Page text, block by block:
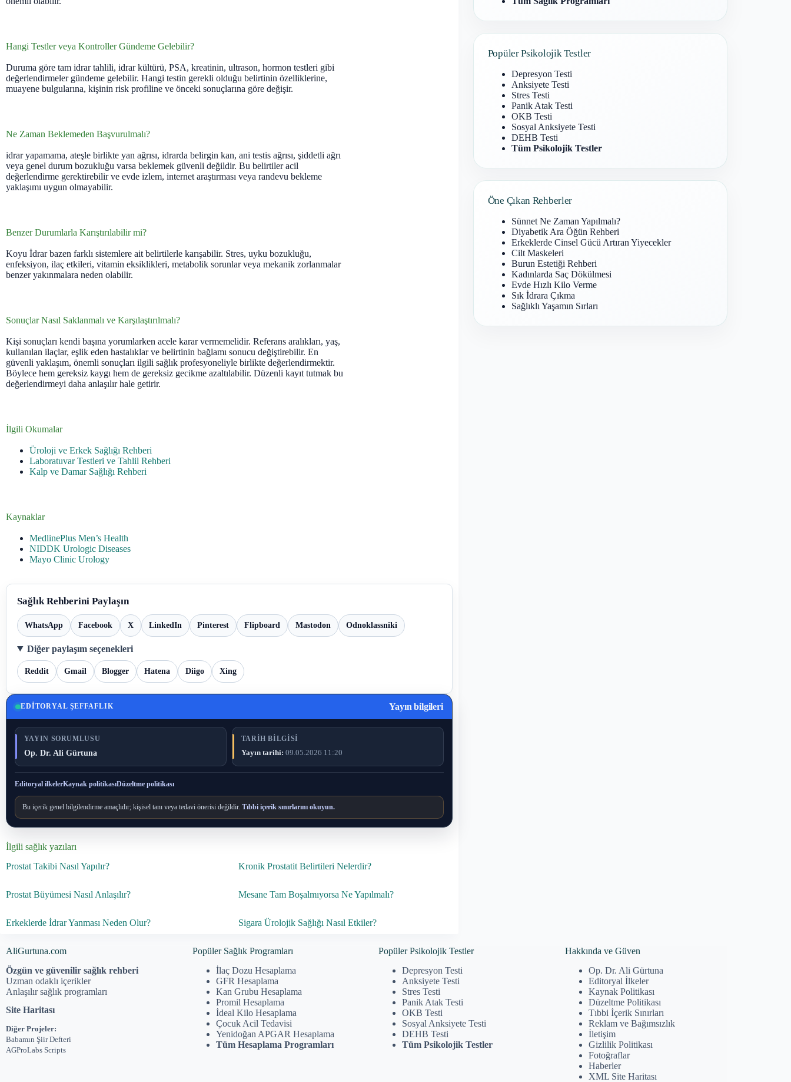
Hangi Testler veya Kontroller Gündeme Gelebilir?
Duruma göre tam idrar tahlili, idrar kültürü, PSA, kreatinin, ultrason, hormon testleri gibi
değerlendirmeler gündeme gelebilir. Hangi testin gerekli olduğu belirtinin özelliklerine,
muayene bulgularına, kişinin risk profiline ve önceki sonuçlarına göre değişir.
Ne Zaman Beklemeden Başvurulmalı?
idrar yapamama, ateşle birlikte yan ağrısı, idrarda belirgin kan, ani testis ağrısı, şiddetli ağrı
veya genel durum bozukluğu varsa beklemek güvenli değildir. Bu belirtiler acil
değerlendirme gerektirebilir ve evde izlem, internet araştırması veya randevu bekleme
yaklaşımı uygun olmayabilir.
Benzer Durumlarla Karıştırılabilir mi?
Koyu İdrar bazen farklı sistemlere ait belirtilerle karışabilir. Stres, uyku bozukluğu,
enfeksiyon, ilaç etkileri, vitamin eksiklikleri, metabolik sorunlar veya mekanik zorlanmalar
benzer yakınmalara neden olabilir.
Sonuçlar Nasıl Saklanmalı ve Karşılaştırılmalı?
Kişi sonuçları kendi başına yorumlarken acele karar vermemelidir. Referans aralıkları, yaş,
kullanılan ilaçlar, eşlik eden hastalıklar ve belirtinin bağlamı sonucu değiştirebilir. En
güvenli yaklaşım, önemli sonuçları ilgili sağlık profesyoneliyle birlikte değerlendirmektir.
Böylece hem gereksiz kaygı hem de gereksiz gecikme azaltılabilir. Düzenli kayıt tutmak bu
değerlendirmeyi daha anlaşılır hale getirir.
İlgili Okumalar
Üroloji ve Erkek Sağlığı Rehberi
Laboratuvar Testleri ve Tahlil Rehberi
Kalp ve Damar Sağlığı Rehberi
Kaynaklar
MedlinePlus Men’s Health
NIDDK Urologic Diseases
Mayo Clinic Urology
Sağlık Rehberini Paylaşın
WhatsApp Facebook X LinkedIn Pinterest Flipboard Mastodon Odnoklassniki
Diğer paylaşım seçenekleri
Reddit Gmail Blogger Hatena Diigo Xing
EDITORYAL ŞEFFAFLIK Yayın bilgileri
YAYIN SORUMLUSU
Op. Dr. Ali Gürtuna
TARIH BILGISI
Yayın tarihi: 09.05.2026 11:20
Editoryal ilkelerKaynak politikasıDüzeltme politikası
Bu içerik genel bilgilendirme amaçlıdır; kişisel tanı veya tedavi önerisi değildir. Tıbbi içerik sınırlarını okuyun.
İlgili sağlık yazıları
Prostat Takibi Nasıl Yapılır?
Kronik Prostatit Belirtileri Nelerdir?
Prostat Büyümesi Nasıl Anlaşılır? Mesane Tam Boşalmıyorsa Ne Yapılmalı?
Erkeklerde İdrar Yanması Neden Olur? Sigara Ürolojik Sağlığı Nasıl Etkiler?
Popüler Psikolojik Testler
Depresyon Testi
Anksiyete Testi
Stres Testi
Panik Atak Testi
OKB Testi
Sosyal Anksiyete Testi
DEHB Testi
Tüm Psikolojik Testler
Öne Çıkan Rehberler
Sünnet Ne Zaman Yapılmalı?
Diyabetik Ara Öğün Rehberi
Erkeklerde Cinsel Gücü Artıran Yiyecekler
Cilt Maskeleri
Burun Estetiği Rehberi
Kadınlarda Saç Dökülmesi
Evde Hızlı Kilo Verme
Sık İdrara Çıkma
Sağlıklı Yaşamın Sırları
AliGurtuna.com
Özgün ve güvenilir sağlık rehberi
Uzman odaklı içerikler
Anlaşılır sağlık programları
Site Haritası
Diğer Projeler:
Babamın Şiir Defteri
AGProLabs Scripts
Popüler Sağlık Programları
İlaç Dozu Hesaplama
GFR Hesaplama
Kan Grubu Hesaplama
Promil Hesaplama
İdeal Kilo Hesaplama
Çocuk Acil Tedavisi
Yenidoğan APGAR Hesaplama
Tüm Hesaplama Programları
Popüler Psikolojik Testler
Depresyon Testi
Anksiyete Testi
Stres Testi
Panik Atak Testi
OKB Testi
Sosyal Anksiyete Testi
DEHB Testi
Tüm Psikolojik Testler
Hakkında ve Güven
Op. Dr. Ali Gürtuna
Editoryal İlkeler
Kaynak Politikası
Düzeltme Politikası
Tıbbi İçerik Sınırları
Reklam ve Bağımsızlık
İletişim
Gizlilik Politikası
Fotoğraflar
Haberler
XML Site Haritası